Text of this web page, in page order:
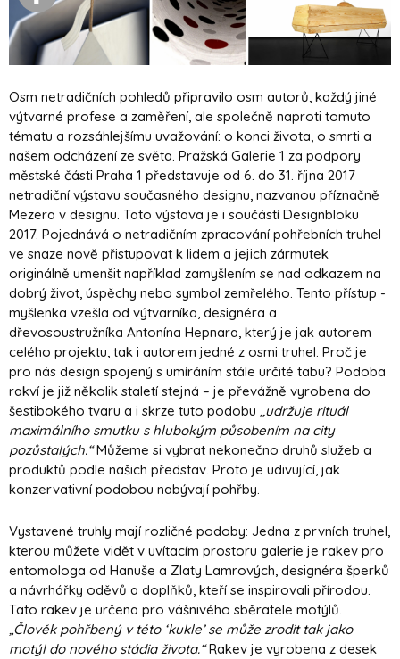
Osm netradičních pohledů připravilo osm autorů, každý jiné
výtvarné profese a zaměření, ale společně naproti tomuto
tématu a rozsáhlejšímu uvažování: o konci života, o smrti a
našem odcházení ze světa. Pražská Galerie 1 za podpory
městské části Praha 1 představuje od 6. do 31. října 2017
netradiční výstavu současného designu, nazvanou příznačně
Mezera v designu. Tato výstava je i součástí Designbloku
2017. Pojednává o netradičním zpracování pohřebních truhel
ve snaze nově přistupovat k lidem a jejich zármutek
originálně umenšit například zamyšlením se nad odkazem na
dobrý život, úspěchy nebo symbol zemřelého. Tento přístup -
myšlenka vzešla od výtvarníka, designéra a
dřevosoustružníka Antonína Hepnara, který je jak autorem
celého projektu, tak i autorem jedné z osmi truhel. Proč je
pro nás design spojený s umíráním stále určité tabu? Podoba
rakví je již několik staletí stejná – je převážně vyrobena do
šestibokého tvaru a i skrze tuto podobu ,,udržuje rituál
maximálního smutku s hlubokým působením na city
pozůstalých.“Můžeme si vybrat nekonečno druhů služeb a
produktů podle našich představ. Proto je udivující, jak
konzervativní podobou nabývají pohřby.
Vystavené truhly mají rozličné podoby: Jedna z prvních truhel,
kterou můžete vidět v uvítacím prostoru galerie je rakev pro
entomologa od Hanuše a Zlaty Lamrových, designéra šperků
a návrhářky oděvů a doplňků, kteří se inspirovali přírodou.
Tato rakev je určena pro vášnivého sběratele motýlů.
„Člověk pohřbený v této ‘kukle’ se může zrodit tak jako
motýl do nového stádia života.“Rakev je vyrobena z desek